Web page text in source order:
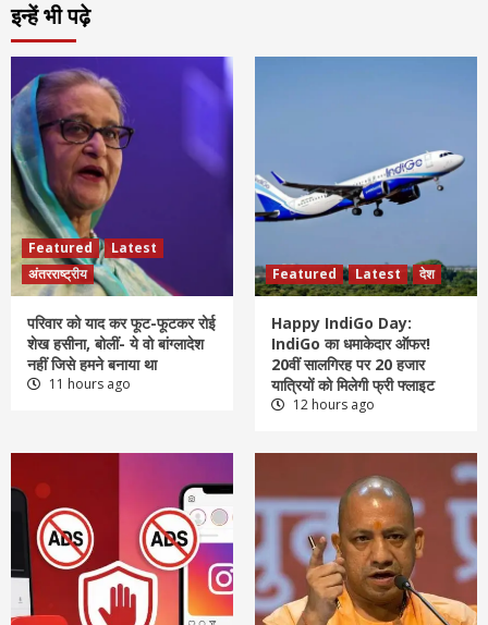
इन्हें भी पढ़े
Featured
Latest
अंतरराष्ट्रीय
परिवार को याद कर फूट-फूटकर रोई
शेख हसीना, बोलीं- ये वो बांग्लादेश
नहीं जिसे हमने बनाया था
11 hours ago
Featured Latest देश
Happy IndiGo Day:
IndiGo का धमाकेदार ऑफर!
20वीं सालगिरह पर 20 हजार
यात्रियों को मिलेगी फ्री फ्लाइट
12 hours ago